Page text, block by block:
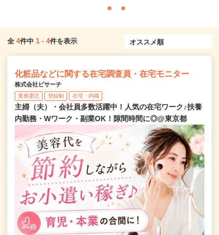
全 4件中 1 - 4件を表示
化粧品などに関する在宅調査員・在宅モニター
株式会社ビサーチ
業務委託 登録制 在宅・内職
主婦（夫）・会社員多数活躍中！人気の在宅ワーク♪扶養
内勤務・Wワーク・副業OK！隙間時間に◎@東京都